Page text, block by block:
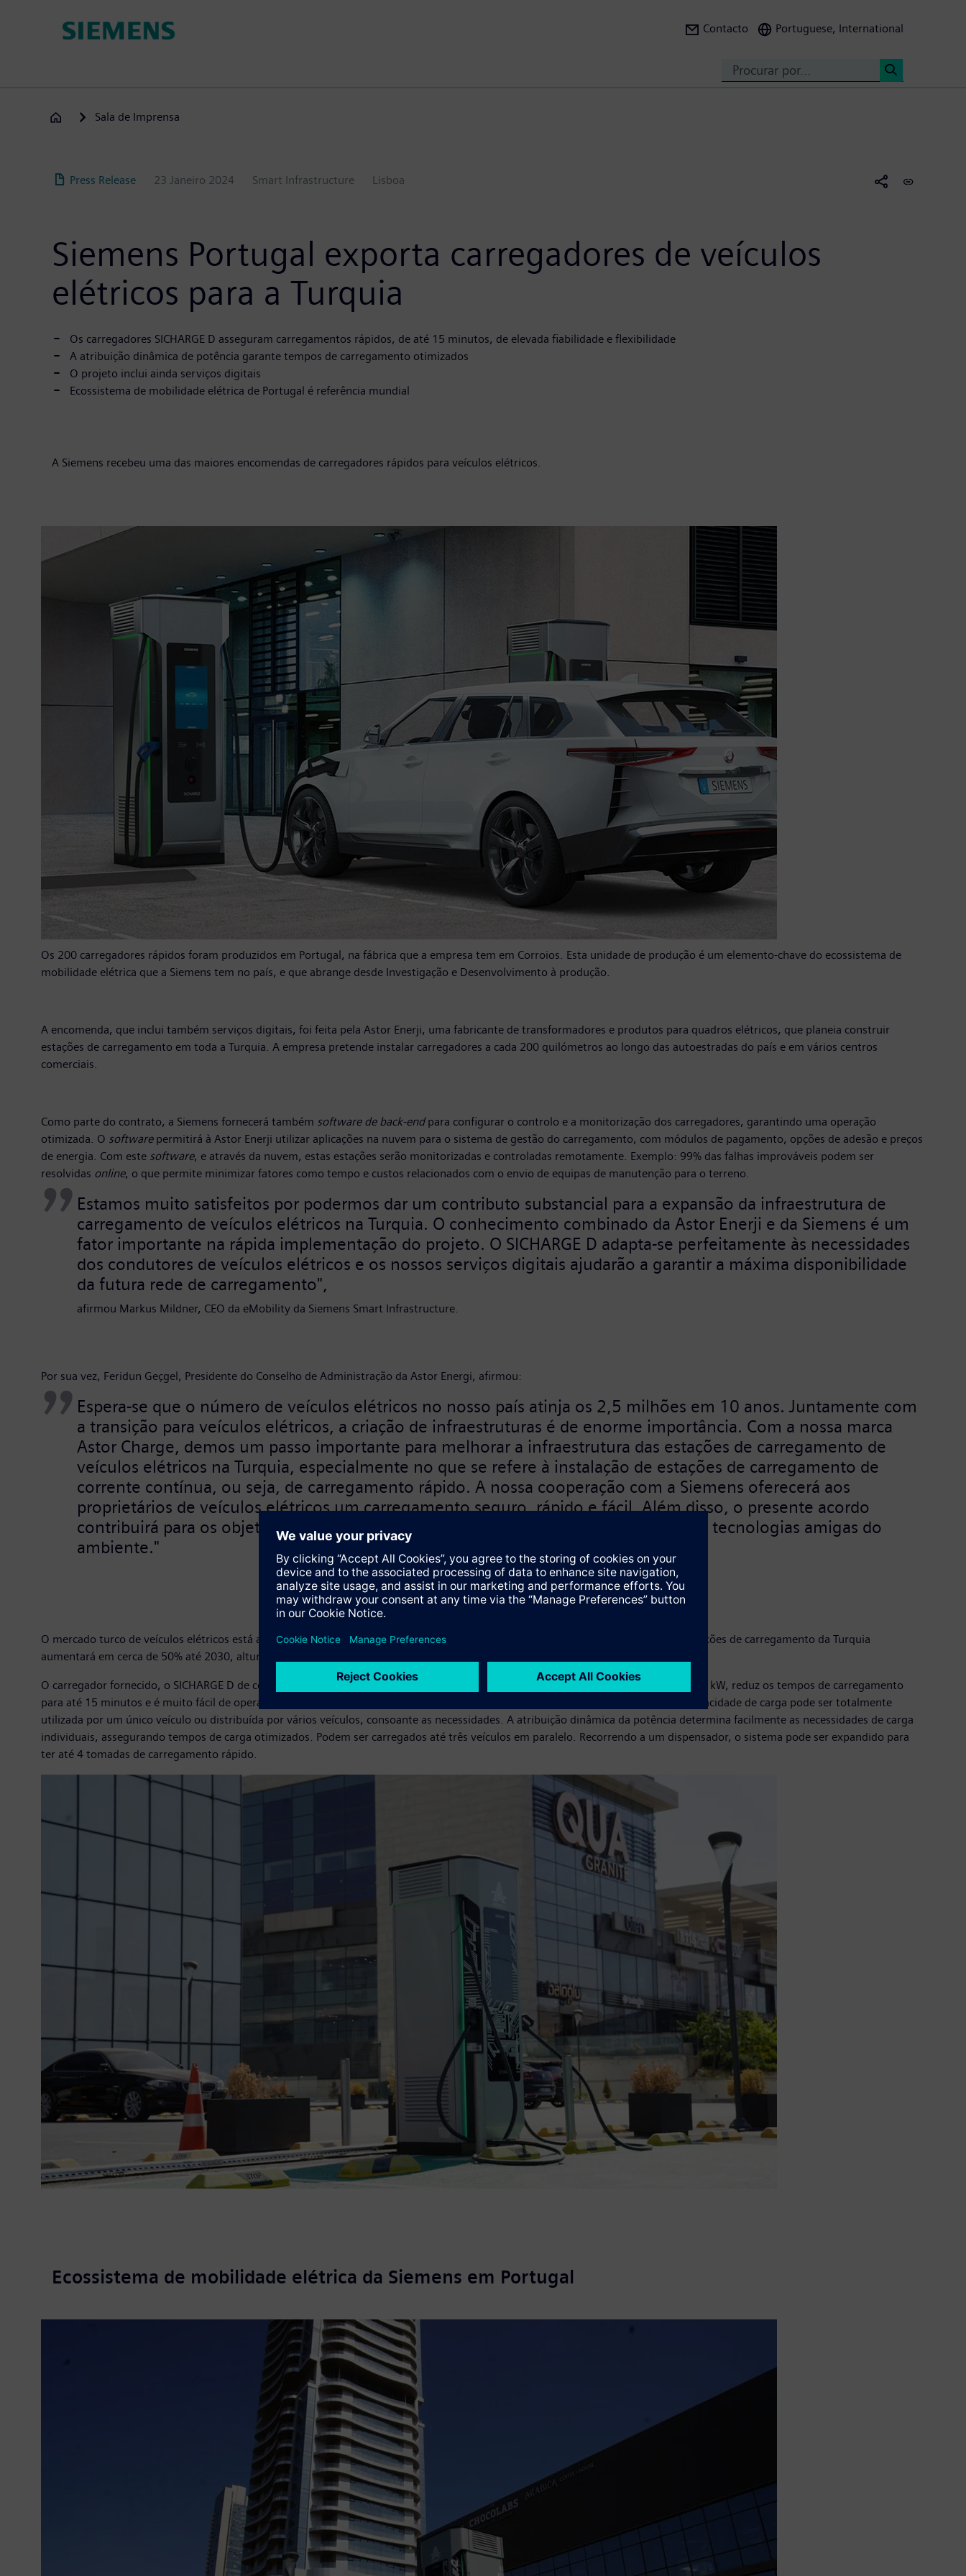
Contacto Portuguese, International
Sala de Imprensa
Press Release 23 Janeiro 2024 Smart Infrastructure Lisboa
Siemens Portugal exporta carregadores de veículos
elétricos para a Turquia
Os carregadores SICHARGE D asseguram carregamentos rápidos, de até 15 minutos, de elevada fiabilidade e flexibilidade
A atribuição dinâmica de potência garante tempos de carregamento otimizados
O projeto inclui ainda serviços digitais
Ecossistema de mobilidade elétrica de Portugal é referência mundial
A Siemens recebeu uma das maiores encomendas de carregadores rápidos para veículos elétricos.
Os 200 carregadores rápidos foram produzidos em Portugal, na fábrica que a empresa tem em Corroios. Esta unidade de produção é um elemento-chave do ecossistema de
mobilidade elétrica que a Siemens tem no país, e que abrange desde Investigação e Desenvolvimento à produção.
A encomenda, que inclui também serviços digitais, foi feita pela Astor Enerji, uma fabricante de transformadores e produtos para quadros elétricos, que planeia construir
estações de carregamento em toda a Turquia. A empresa pretende instalar carregadores a cada 200 quilómetros ao longo das autoestradas do país e em vários centros
comerciais.
Como parte do contrato, a Siemens fornecerá também software de back-endpara configurar o controlo e a monitorização dos carregadores, garantindo uma operação
otimizada. O softwarepermitirá à Astor Enerji utilizar aplicações na nuvem para o sistema de gestão do carregamento, com módulos de pagamento, opções de adesão e preços
de energia. Com este software, e através da nuvem, estas estações serão monitorizadas e controladas remotamente. Exemplo: 99% das falhas improváveis podem ser
resolvidas online, o que permite minimizar fatores como tempo e custos relacionados com o envio de equipas de manutenção para o terreno.
Estamos muito satisfeitos por podermos dar um contributo substancial para a expansão da infraestrutura de
carregamento de veículos elétricos na Turquia. O conhecimento combinado da Astor Enerji e da Siemens é um
fator importante na rápida implementação do projeto. O SICHARGE D adapta-se perfeitamente às necessidades
dos condutores de veículos elétricos e os nossos serviços digitais ajudarão a garantir a máxima disponibilidade
da futura rede de carregamento",
afirmou Markus Mildner, CEO da eMobility da Siemens Smart Infrastructure.
Por sua vez, Feridun Geçgel, Presidente do Conselho de Administração da Astor Energi, afirmou:
Espera-se que o número de veículos elétricos no nosso país atinja os 2,5 milhões em 10 anos. Juntamente com
a transição para veículos elétricos, a criação de infraestruturas é de enorme importância. Com a nossa marca
Astor Charge, demos um passo importante para melhorar a infraestrutura das estações de carregamento de
veículos elétricos na Turquia, especialmente no que se refere à instalação de estações de carregamento de
corrente contínua, ou seja, de carregamento rápido. A nossa cooperação com a Siemens oferecerá aos
proprietários de veículos elétricos um carregamento seguro, rápido e fácil. Além disso, o presente acordo
contribuirá para os objetivos do nosso país em matéria de eficiência energética e de tecnologias amigas do
ambiente."
O mercado turco de veículos elétricos está a crescer a um ritmo robusto. De acordo com as projeções atuais, a infraestrutura de estações de carregamento da Turquia
aumentará em cerca de 50% até 2030, altura em que se espera que até dois milhões de carros elétricos estejam a circular no país.
O carregador fornecido, o SICHARGE D de corrente contínua (CC) de alta potência da Siemens, com uma potência nominal de até 300 kW, reduz os tempos de carregamento
para até 15 minutos e é muito fácil de operar. O processo de carregamento é automaticamente adaptado aos veículos ligados. A capacidade de carga pode ser totalmente
utilizada por um único veículo ou distribuída por vários veículos, consoante as necessidades. A atribuição dinâmica da potência determina facilmente as necessidades de carga
individuais, assegurando tempos de carga otimizados. Podem ser carregados até três veículos em paralelo. Recorrendo a um dispensador, o sistema pode ser expandido para
ter até 4 tomadas de carregamento rápido.
Ecossistema de mobilidade elétrica da Siemens em Portugal